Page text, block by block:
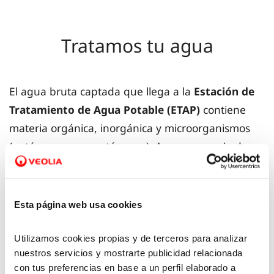
Esta página web usa cookies
Utilizamos cookies propias y de terceros para analizar
nuestros servicios y mostrarte publicidad relacionada
con tus preferencias en base a un perfil elaborado a
Tratamos tu agua
El agua bruta captada que llega a la Estación de
Tratamiento de Agua Potable (ETAP) contiene
materia orgánica, inorgánica y microorganismos
(patógenos y no patógenos). A consecuencia de
esto, el agua suele tener color y turbidez que
impide que pueda consumirse directamente.
(desbaste, floculación y decantación, filtración y
desinfección) se convierte en apta para